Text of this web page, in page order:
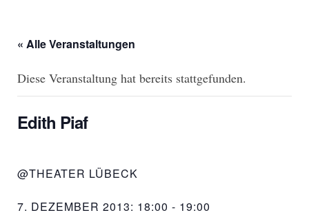
« Alle Veranstaltungen
Diese Veranstaltung hat bereits stattgefunden.
Edith Piaf
@THEATER LÜBECK
7. DEZEMBER 2013: 18:00 - 19:00